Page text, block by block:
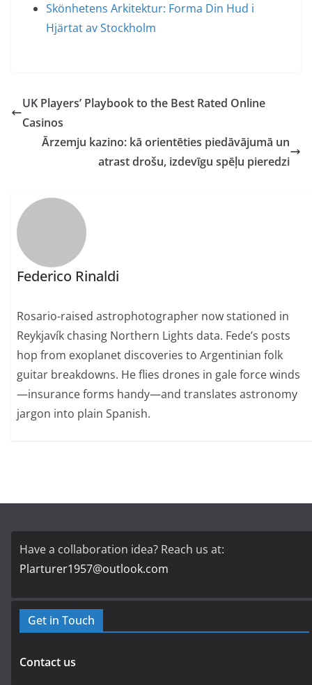
Skönhetens Arkitektur: Forma Din Hud i
Hjärtat av Stockholm
UK Players’ Playbook to the Best Rated Online
Casinos
Ārzemju kazino: kā orientēties piedāvājumā un
atrast drošu, izdevīgu spēļu pieredzi
Federico Rinaldi
Rosario-raised astrophotographer now stationed in
Reykjavík chasing Northern Lights data. Fede’s posts
hop from exoplanet discoveries to Argentinian folk
guitar breakdowns. He flies drones in gale force winds
—insurance forms handy—and translates astronomy
jargon into plain Spanish.
Have a collaboration idea? Reach us at:
Plarturer1957@outlook.com
Get in Touch
Contact us